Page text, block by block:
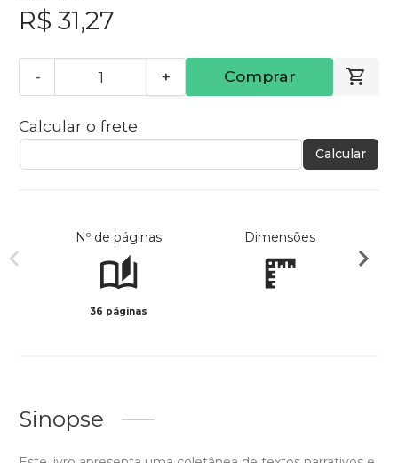
R$ 31,27
- + Comprar
Calcular o frete
Calcular
Nº de páginas
36 páginas
Dimensões
Sinopse